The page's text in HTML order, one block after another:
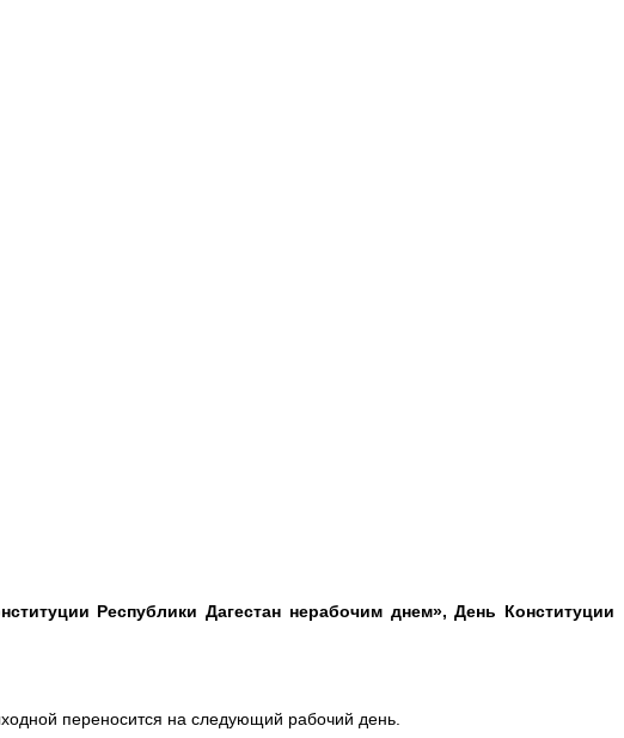
Республики Дагестан нерабочим днем», День Конституции
переносится на следующий рабочий день.